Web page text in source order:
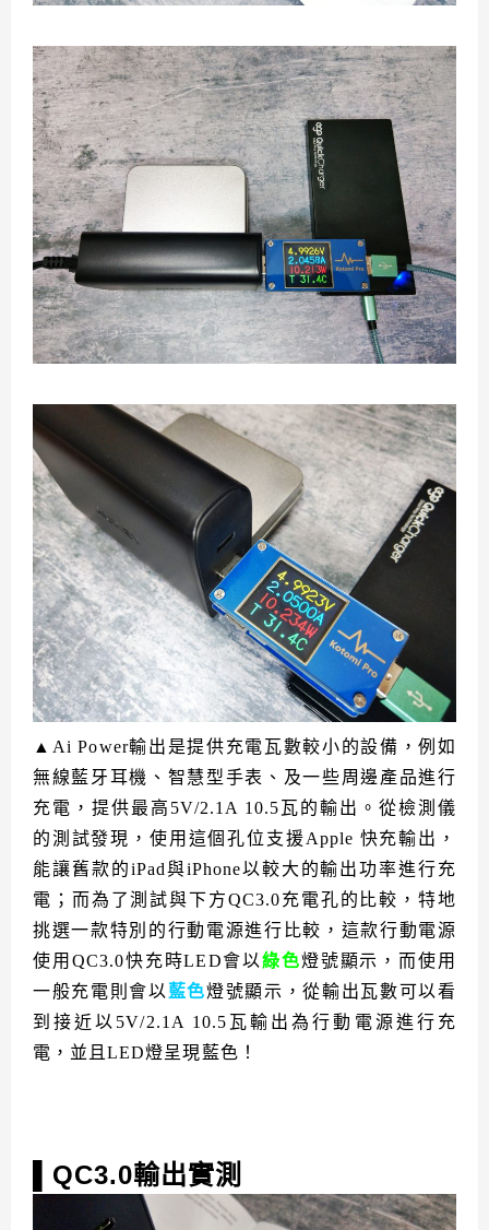
▲Ai Power輸出是提供充電瓦數較小的設備，例如
無線藍牙耳機、智慧型手表、及一些周邊產品進行
充電，提供最高5V/2.1A 10.5瓦的輸出。從檢測儀
的測試發現，使用這個孔位支援Apple 快充輸出，
能讓舊款的iPad與iPhone以較大的輸出功率進行充
電；而為了測試與下方QC3.0充電孔的比較，特地
挑選一款特別的行動電源進行比較，這款行動電源
使用QC3.0快充時LED會以綠色燈號顯示，而使用
一般充電則會以藍色燈號顯示，從輸出瓦數可以看
到接近以5V/2.1A 10.5瓦輸出為行動電源進行充
電，並且LED燈呈現藍色！
QC3.0輸出實測